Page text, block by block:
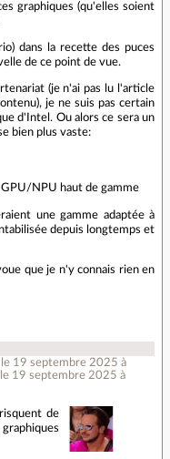
graphiques (qu'elles soient
dans la recette des puces
de ce point de vue.
(je n'ai pas lu l'article
je ne suis pas certain
d'Intel. Ou alors ce sera un
bien plus vaste:
NPU haut de gamme
une gamme adaptée à
depuis longtemps et
que je n'y connais rien en
le 19 septembre 2025 à
19 septembre 2025 à
de